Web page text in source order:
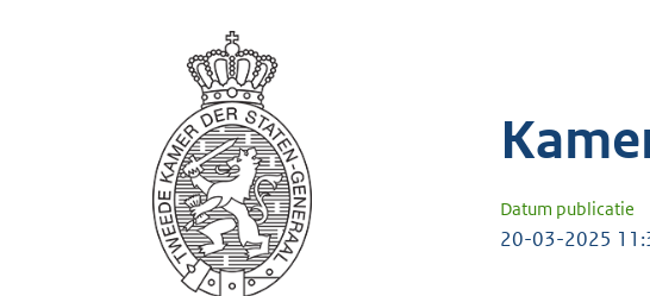
Datum publicatie
20-03-2025